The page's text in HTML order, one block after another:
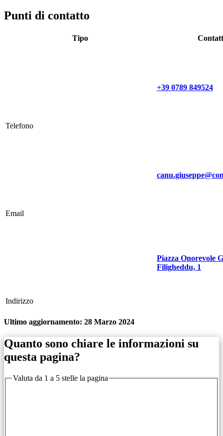
Punti di contatto
Tipo
Telefono
+39 0789 849524
Email
Indirizzo
Piazza Onorevole
Filigheddu, 1
Ultimo aggiornamento: 28 Marzo 2024
Quanto sono chiare le informazioni su
questa pagina?
Valuta da 1 a 5 stelle la pagina